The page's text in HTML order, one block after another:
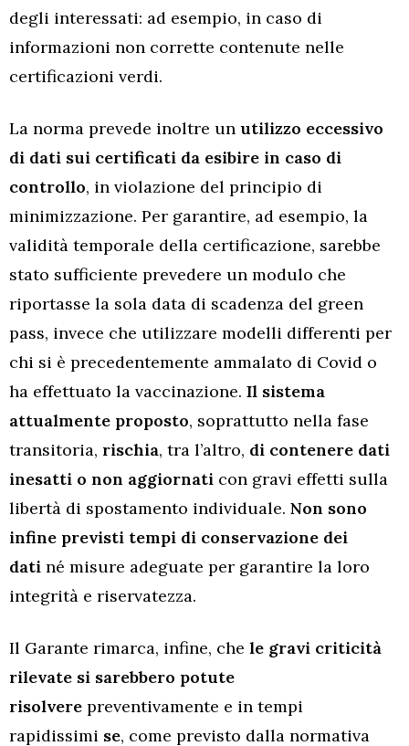
degli interessati: ad esempio, in caso di
informazioni non corrette contenute nelle
certificazioni verdi.
La norma prevede inoltre un utilizzo eccessivo
di dati sui certificati da esibire in caso di
controllo, in violazione del principio di
minimizzazione. Per garantire, ad esempio, la
validità temporale della certificazione, sarebbe
stato sufficiente prevedere un modulo che
riportasse la sola data di scadenza del green
pass, invece che utilizzare modelli differenti per
chi si è precedentemente ammalato di Covid o
ha effettuato la vaccinazione. Il sistema
attualmente proposto, soprattutto nella fase
transitoria, rischia, tra l’altro, di contenere dati
inesatti o non aggiornati con gravi effetti sulla
libertà di spostamento individuale. Non sono
infine previsti tempi di conservazione dei
dati né misure adeguate per garantire la loro
integrità e riservatezza.
Il Garante rimarca, infine, che le gravi criticità
rilevate si sarebbero potute
risolvere preventivamente e in tempi
rapidissimi se, come previsto dalla normativa